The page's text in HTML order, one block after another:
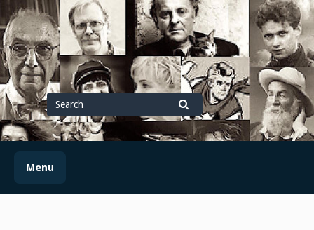
Skip
to
content
Search
for
Search
Menu